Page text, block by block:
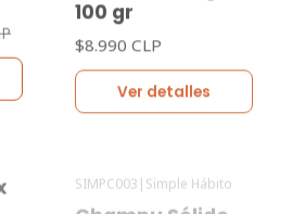
$8.990 CLP
Ver detalles
SIMPC003|Simple Hábito
$5.990 CLP $7.490 CLP